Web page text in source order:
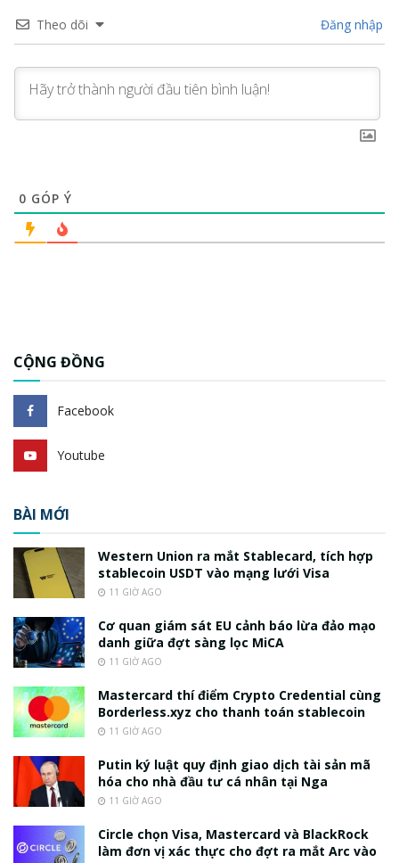
Theo dõi Đăng nhập
0 GÓP Ý
CỘNG ĐỒNG
Facebook
Youtube
BÀI MỚI
Western Union ra mắt Stablecard, tích hợp
stablecoin USDT vào mạng lưới Visa
11 GIỜ AGO
Cơ quan giám sát EU cảnh báo lừa đảo mạo
danh giữa đợt sàng lọc MiCA
11 GIỜ AGO
Mastercard thí điểm Crypto Credential cùng
Borderless.xyz cho thanh toán stablecoin
11 GIỜ AGO
Putin ký luật quy định giao dịch tài sản mã
hóa cho nhà đầu tư cá nhân tại Nga
11 GIỜ AGO
Circle chọn Visa, Mastercard và BlackRock
làm đơn vị xác thực cho đợt ra mắt Arc vào